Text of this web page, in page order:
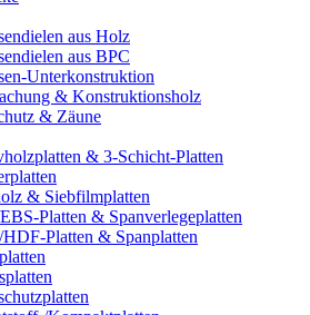
aus Holz
aus BPC
Unterkonstruktion
& Konstruktionsholz
& Zäune
& 3-Schicht-Platten
& Siebfilmplatten
Platten & Spanverlegeplatten
Platten & Spanplatten